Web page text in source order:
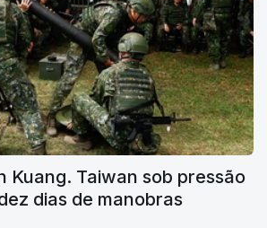
Kuang. Taiwan sob pressão
dias de manobras